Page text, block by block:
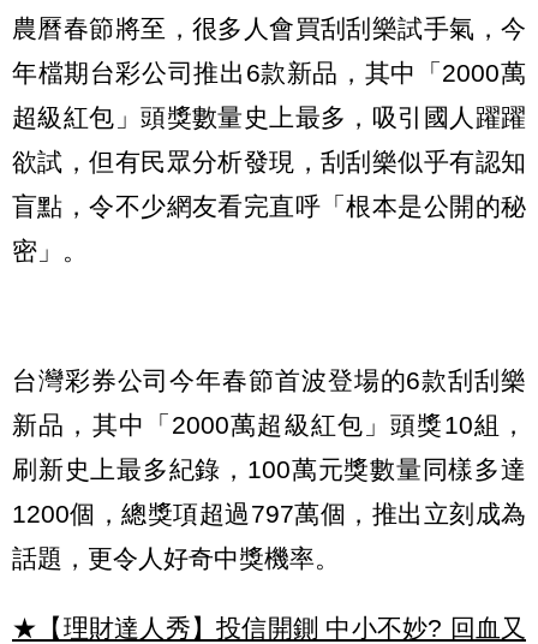
農曆春節將至，很多人會買刮刮樂試手氣，今
年檔期台彩公司推出6款新品，其中「2000萬
超級紅包」頭獎數量史上最多，吸引國人躍躍
欲試，但有民眾分析發現，刮刮樂似乎有認知
盲點，令不少網友看完直呼「根本是公開的秘
密」。
台灣彩券公司今年春節首波登場的6款刮刮樂
新品，其中「2000萬超級紅包」頭獎10組，
刷新史上最多紀錄，100萬元獎數量同樣多達
1200個，總獎項超過797萬個，推出立刻成為
話題，更令人好奇中獎機率。
★【理財達人秀】投信開鍘 中小不妙? 回血又